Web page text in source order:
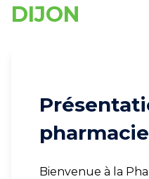
DIJON
Bienvenue à la